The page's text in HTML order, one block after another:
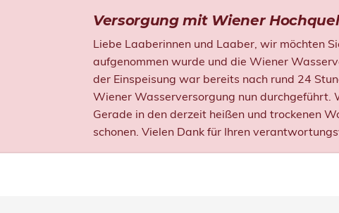
Versorgung mit Wiener
Liebe Laaberinnen und Laaber, wir möchten
aufgenommen wurde und die Wiener
der Einspeisung war bereits nach rund 24
Wiener Wasserversorgung nun durchgeführt.
Gerade in den derzeit heißen und trockenen
schonen. Vielen Dank für Ihren